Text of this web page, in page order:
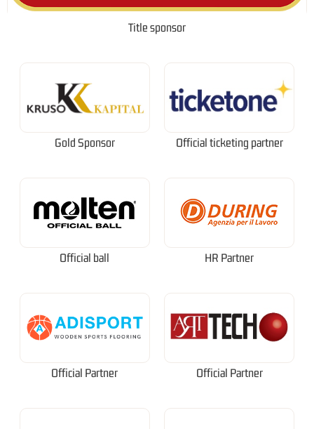
Title sponsor
Gold Sponsor Official ticketing partner
Official ball HR Partner
Official Partner Official Partner